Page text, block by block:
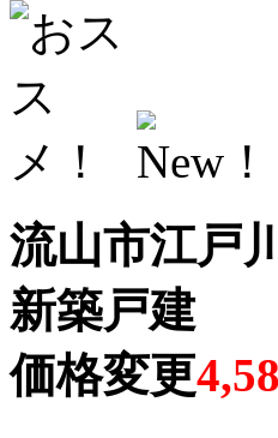
流山市江戸
新築戸建
価格変更